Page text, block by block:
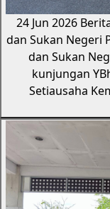
24 Jun 2026
dan Sukan Negeri
dan Sukan
kunjungan
Setiausaha